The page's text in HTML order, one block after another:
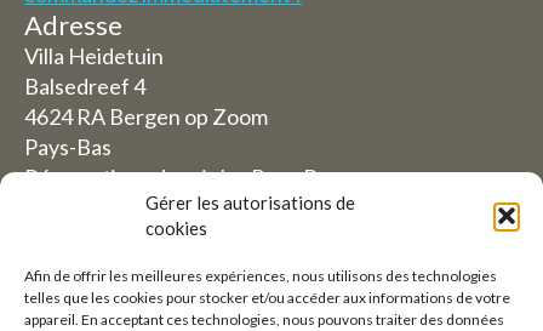
Gérer les autorisations de
cookies
Afin de offrir les meilleures expériences, nous utilisons des technologies
telles que les cookies pour stocker et/ou accéder aux informations de votre
appareil. En acceptant ces technologies, nous pouvons traiter des données
Adresse
Villa Heidetuin
Balsedreef 4
4624 RA Bergen op Zoom
Pays-Bas
Réservations depuis les Pays-Bas
06-19117004
Depuis l'étranger (Réservations depuis l'extérieur
des Pays-Bas)